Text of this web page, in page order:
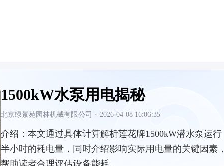
1500kW水泵用电揭秘
北京绿景苑园林机械有限公司 · 2026-04-08 16:06:35
介绍： 本文通过具体计算解析莲花牌1500kW潜水泵运行
半小时的耗电量，同时介绍影响实际用电量的关键因素，
帮助读者合理评估设备能耗。